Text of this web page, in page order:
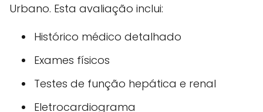
Urbano. Esta avaliação inclui:
Histórico médico detalhado
Exames físicos
Testes de função hepática e renal
Eletrocardiograma